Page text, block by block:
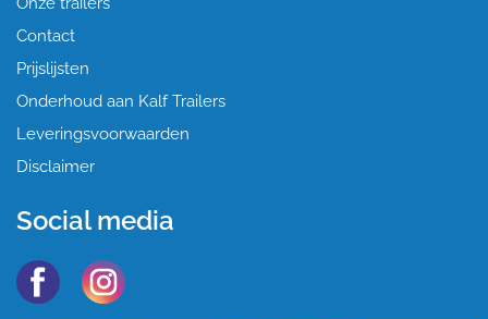
Contact
Prijslijsten
Onderhoud aan Kalf Trailers
Leveringsvoorwaarden
Disclaimer
Social media